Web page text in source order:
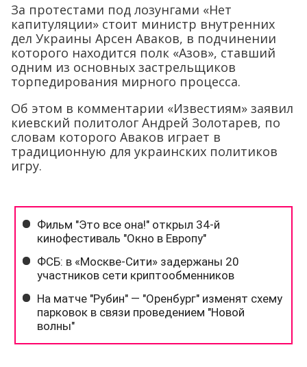
За протестами под лозунгами «Нет
капитуляции» стоит министр внутренних
дел Украины Арсен Аваков, в подчинении
которого находится полк «Азов», ставший
одним из основных застрельщиков
торпедирования мирного процесса.
Об этом в комментарии «Известиям» заявил
киевский политолог Андрей Золотарев, по
словам которого Аваков играет в
традиционную для украинских политиков
игру.